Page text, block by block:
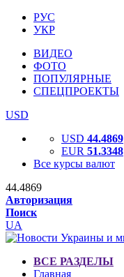
РУС
УКР
ВИДЕО
ФОТО
ПОПУЛЯРНЫЕ
СПЕЦПРОЕКТЫ
USD
USD 44.4869
EUR 51.3348
Все курсы валют
44.4869
Авторизация
Поиск
UA
ВСЕ РАЗДЕЛЫ
Главная